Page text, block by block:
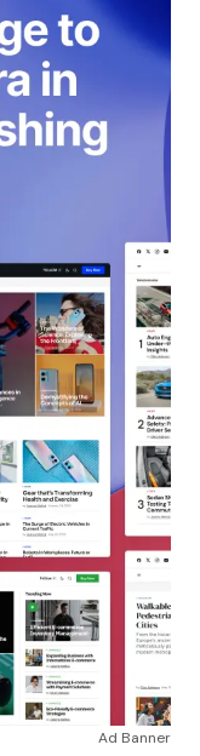
Ad Banner